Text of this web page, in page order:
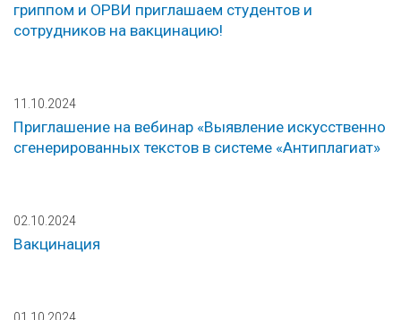
гриппом и ОРВИ приглашаем студентов и
сотрудников на вакцинацию!
11.10.2024
Приглашение на вебинар «Выявление искусственно
сгенерированных текстов в системе «Антиплагиат»
02.10.2024
Вакцинация